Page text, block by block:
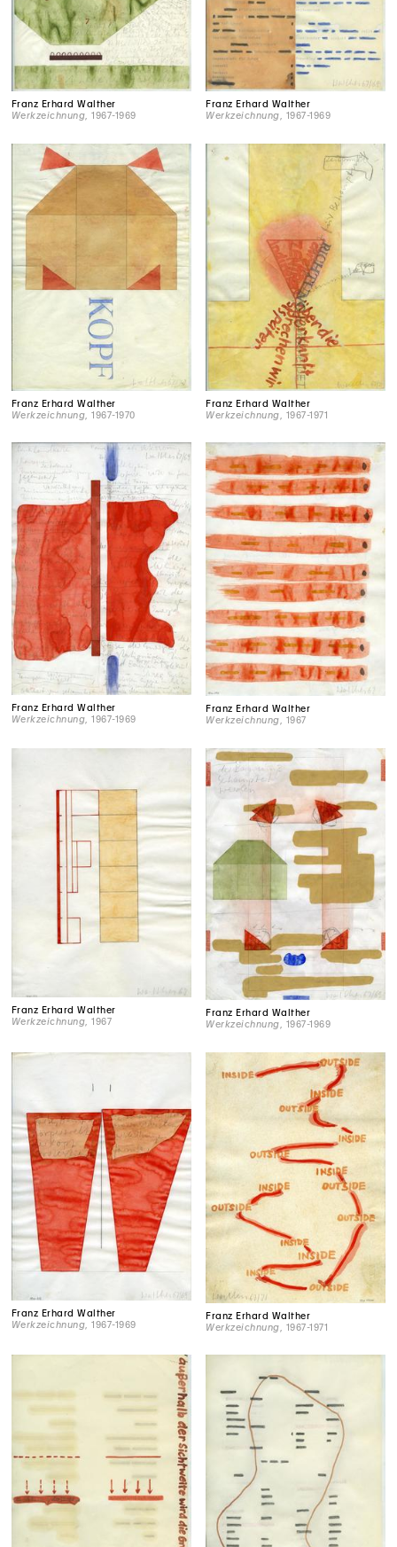
Franz Erhard Walther
Werkzeichnung , 1967-1969
Franz Erhard Walther
Werkzeichnung , 1967-1969
Franz Erhard Walther
Werkzeichnung , 1967-1970
Franz Erhard Walther
Werkzeichnung , 1967-1971
Franz Erhard Walther
Werkzeichnung , 1967-1969
Franz Erhard Walther
Werkzeichnung , 1967
Franz Erhard Walther
Werkzeichnung , 1967
Franz Erhard Walther
Werkzeichnung , 1967-1969
Franz Erhard Walther
Werkzeichnung , 1967-1969
Franz Erhard Walther
Werkzeichnung , 1967-1971